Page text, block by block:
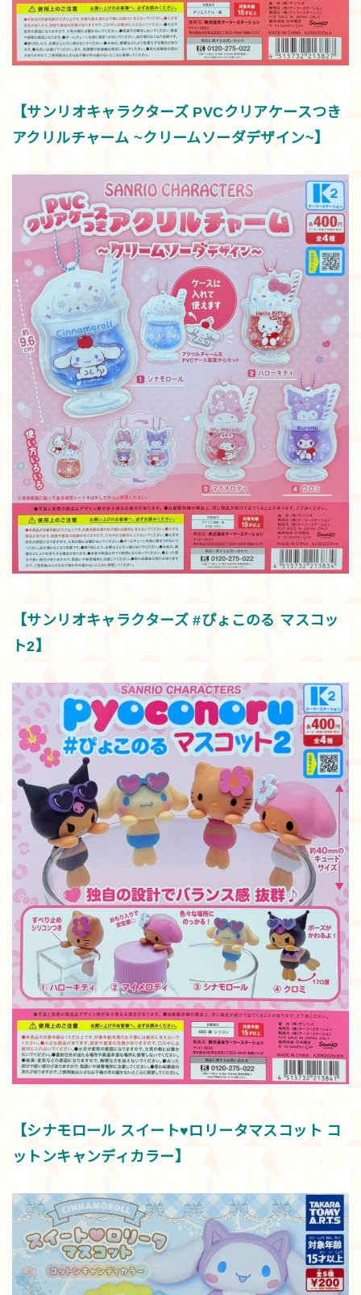
【サンリオキャラクターズ PVCクリアケースつき
アクリルチャーム ~クリームソーダデザイン~】
【サンリオキャラクターズ #ぴょこのる マスコッ
ト2】
【シナモロール スイート♥ロリータマスコット コ
ットンキャンディカラー】